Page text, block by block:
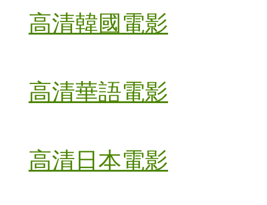
高清韓國電影
高清華語電影
高清日本電影